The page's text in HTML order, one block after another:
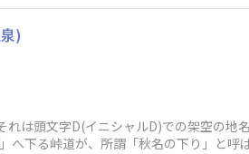
)
は頭文字D(イニシャルD)での架空の地
へ下る峠道が、所謂「秋名の下り」と